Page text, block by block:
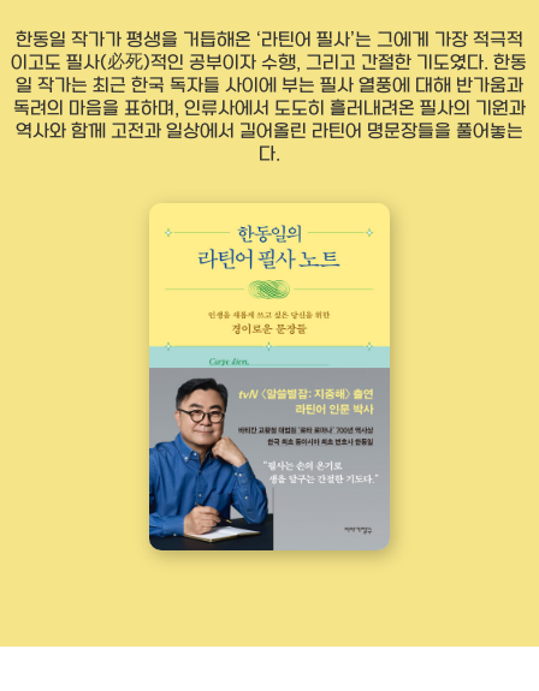
한동일 작가가 평생을 거듭해온 ‘라틴어 필사’는 그에게 가장 적극적
이고도 필사(必死)적인 공부이자 수행, 그리고 간절한 기도였다. 한동
일 작가는 최근 한국 독자들 사이에 부는 필사 열풍에 대해 반가움과
독려의 마음을 표하며, 인류사에서 도도히 흘러내려온 필사의 기원과
역사와 함께 고전과 일상에서 길어올린 라틴어 명문장들을 풀어놓는
다.